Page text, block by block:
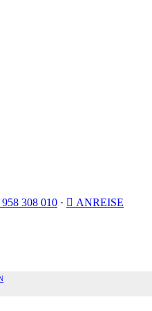
308 010 ·
ANREISE